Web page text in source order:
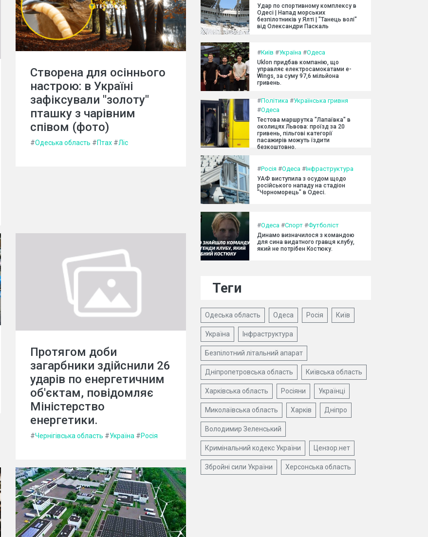
Створена для осіннього
настрою: в Україні
зафіксували "золоту"
пташку з чарівним
співом (фото)
#Одеська область #Птах #Ліс
Протягом доби
загарбники здійснили 26
ударів по енергетичним
об'єктам, повідомляє
Міністерство
енергетики.
#Чернігівська область #Україна #Росія
Удар по спортивному комплексу в
Одесі | Напад морських
безпілотників у Ялті | "Танець волі"
від Олександри Паскаль
#Київ #Україна #Одеса
Uklon придбав компанію, що
управляє електросамокатами e-
Wings, за суму 97,6 мільйона
гривень.
#Політика #Українська гривня
#Одеса
Тестова маршрутка "Лапаївка" в
околицях Львова: проїзд за 20
гривень, пільгові категорії
пасажирів можуть їздити
безкоштовно.
#Росія #Одеса #Інфраструктура
УАФ виступила з осудом щодо
російського нападу на стадіон
"Чорноморець" в Одесі.
#Одеса #Спорт #Футболіст
Динамо визначилося з командою
для сина видатного гравця клубу,
який не потрібен Костюку.
Теги
Одеська область Одеса Росія Київ
Україна Інфраструктура
Безпілотний літальний апарат
Дніпропетровська область Київська область
Харківська область Росіяни Українці
Миколаївська область Харків Дніпро
Володимир Зеленський
Кримінальний кодекс України Цензор.нет
Збройні сили України Херсонська область